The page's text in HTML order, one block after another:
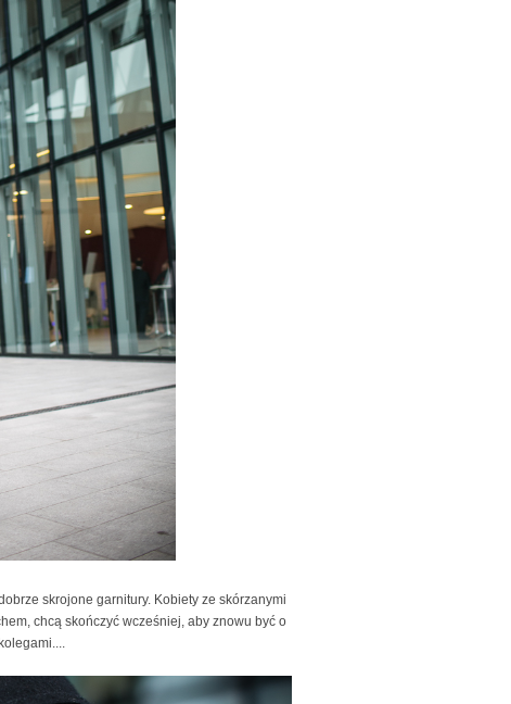
skrojone garnitury. Kobiety ze skórzanymi
chcą skończyć wcześniej, aby znowu być o